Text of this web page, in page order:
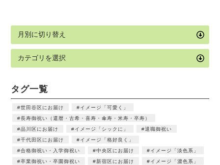
タグ一覧
世田谷区にお届け
イメージ「可愛く」
長寿御祝い（還暦・古希・喜寿・傘寿・米寿・卒寿）
品川区にお届け
イメージ「シックに」
退職御祝い
千代田区にお届け
イメージ「格好良く」
合格御祝い・入学御祝い
中央区にお届け
イメージ「淡色系」
卒業御祝い・卒園御祝い
新宿区にお届け
イメージ「濃色系」